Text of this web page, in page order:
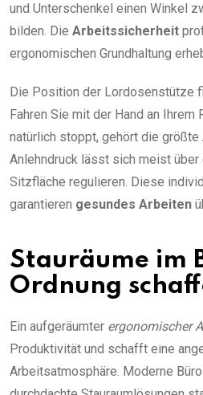
und Unterschenkel einen Winkel
bilden. Die Arbeitssicherheit
ergonomischen Grundhaltung
Die Position der Lordosenstütze
Fahren Sie mit der Hand an
natürlich stoppt, gehört die größte
Anlehndruck lässt sich meist über
Sitzfläche regulieren. Diese
garantieren gesundes Arbeiten
Stauräume im
Ordnung
Ein aufgeräumter ergonomischer
Produktivität und schafft eine
Arbeitsatmosphäre. Moderne